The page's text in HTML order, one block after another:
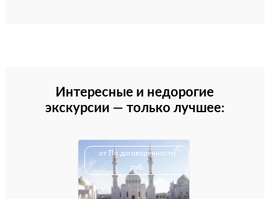
Интересные и недорогие
экскурсии — только лучшее:
от По договоренности
руб.